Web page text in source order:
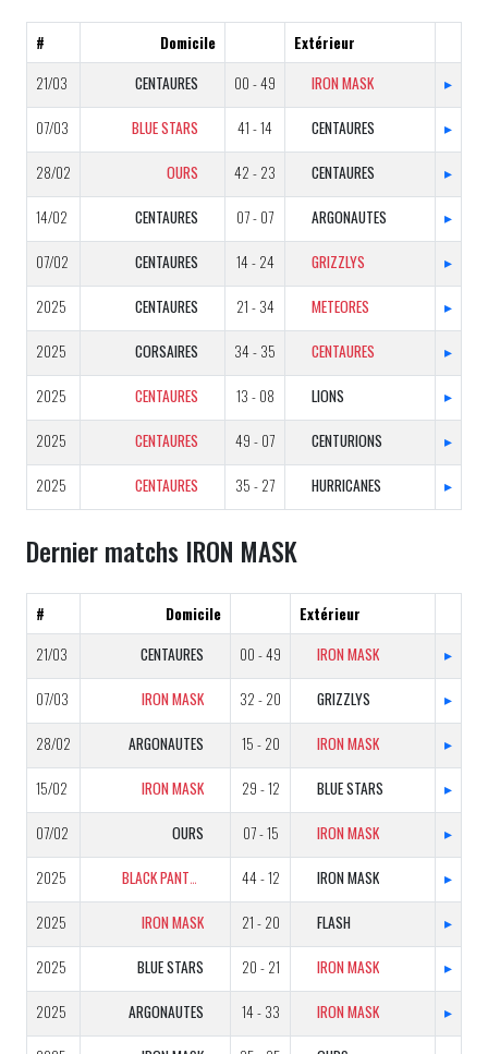
# Domicile
Extérieur
21/03
CENTAURES 00 - 49 IRON MASK ▸
07/03 BLUE STARS 41 - 14 CENTAURES ▸
28/02 OURS 42 - 23 CENTAURES ▸
14/02 CENTAURES 07 - 07 ARGONAUTES ▸
07/02 CENTAURES 14 - 24 GRIZZLYS ▸
2025 CENTAURES 21 - 34 METEORES ▸
2025 CORSAIRES 34 - 35 CENTAURES ▸
2025 CENTAURES 13 - 08 LIONS ▸
2025 CENTAURES 49 - 07 CENTURIONS ▸
2025 CENTAURES 35 - 27 HURRICANES ▸
Dernier matchs IRON MASK
# Domicile
Extérieur
21/03
CENTAURES 00 - 49 IRON MASK ▸
07/03 IRON MASK 32 - 20 GRIZZLYS ▸
28/02 ARGONAUTES 15 - 20 IRON MASK ▸
15/02 IRON MASK 29 - 12 BLUE STARS ▸
07/02 OURS 07 - 15 IRON MASK ▸
2025 BLACK PANTHERS 44 - 12 IRON MASK ▸
2025 IRON MASK 21 - 20 FLASH ▸
2025 BLUE STARS 20 - 21 IRON MASK ▸
2025 ARGONAUTES 14 - 33 IRON MASK ▸